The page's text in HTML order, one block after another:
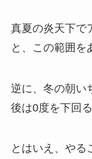
真夏の炎天下で
と、この範囲を
逆に、冬の朝い
後は0度を下回
とはいえ、やる